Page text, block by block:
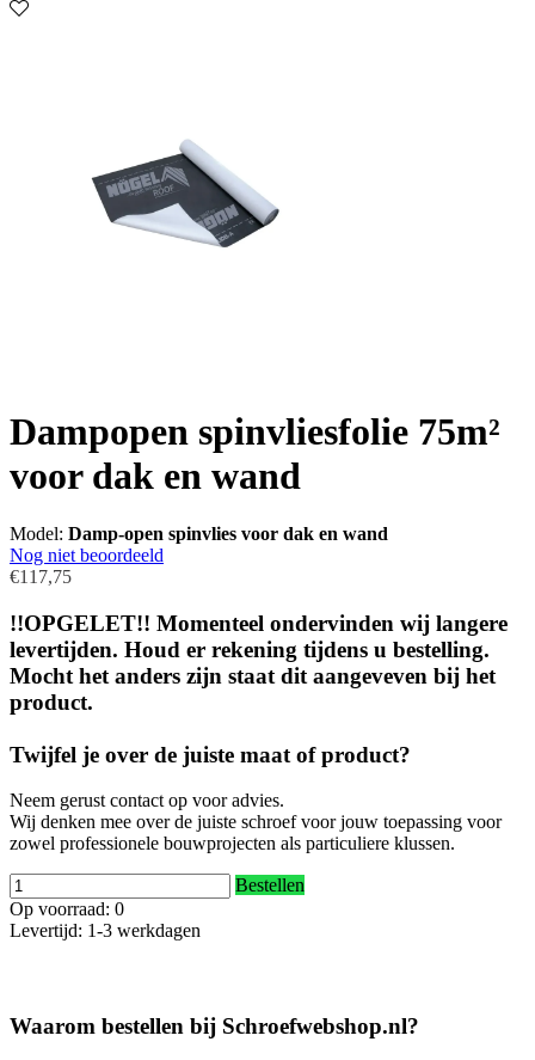
Dampopen spinvliesfolie 75m²
voor dak en wand
Model: Damp-open spinvlies voor dak en wand
Nog niet beoordeeld
€117,75
!!OPGELET!! Momenteel ondervinden wij langere
levertijden. Houd er rekening tijdens u bestelling.
Mocht het anders zijn staat dit aangeveven bij het
product.
Twijfel je over de juiste maat of product?
Neem gerust contact op voor advies.
Wij denken mee over de juiste schroef voor jouw toepassing voor
zowel professionele bouwprojecten als particuliere klussen.
Bestellen
Op voorraad: 0
Levertijd: 1-3 werkdagen
Waarom bestellen bij Schroefwebshop.nl?